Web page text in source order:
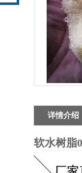
详情介绍
软水树脂